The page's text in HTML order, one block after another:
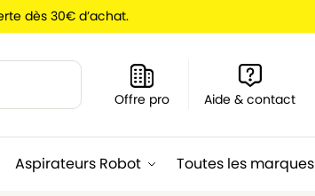
dès 30€ d’achat.
Offre pro Aide & contact
Aspirateurs Robot Toutes les marques